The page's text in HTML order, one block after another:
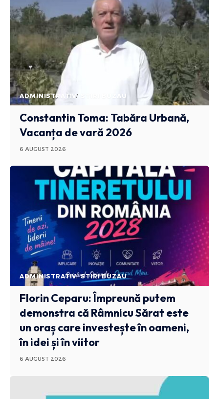
ADMINISTRATIV STIRI BUZAU
Constantin Toma: Tabăra Urbană,
Vacanța de vară 2026
6 AUGUST 2026
ADMINISTRATIV STIRI BUZAU
Florin Ceparu: Împreună putem
demonstra că Râmnicu Sărat este
un oraș care investește în oameni,
în idei și în viitor
6 AUGUST 2026